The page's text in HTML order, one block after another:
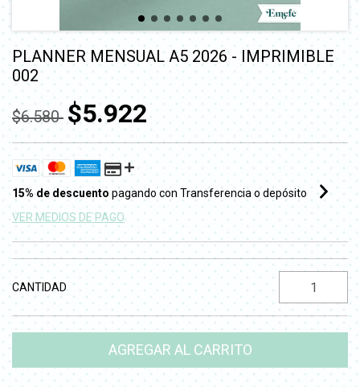
PLANNER MENSUAL A5 2026 - IMPRIMIBLE
002
$6.580 $5.922
15% de descuento pagando con Transferencia o depósito
VER MEDIOS DE PAGO
CANTIDAD